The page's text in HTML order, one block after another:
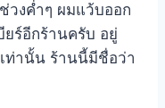
วงค่ำๆ ผมแว้บออก
ยร์อีกร้านครับ อยู่
ท่านั้น ร้านนี้มีชื่อว่า